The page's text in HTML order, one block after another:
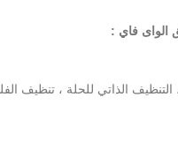
الذاتي للحلة ، تنظيف